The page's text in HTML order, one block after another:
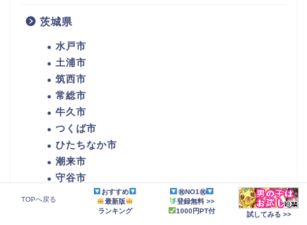
茨城県
水戸市
土浦市
筑西市
常総市
牛久市
つくば市
ひたちなか市
潮来市
守谷市
TOPへ戻る
おすすめ
最新版
ランキング
㊗NO1㊗
登録無料 >>
1000円PT付
試してみる >>